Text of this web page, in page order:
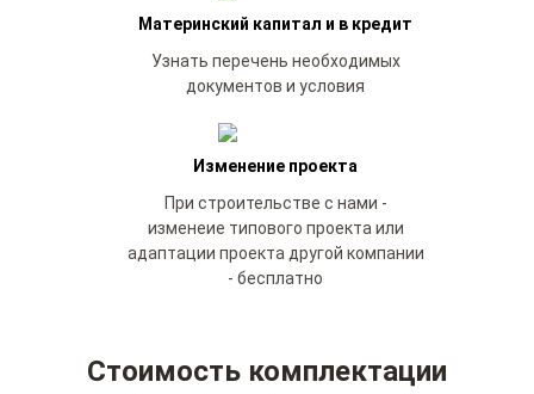
Материнский капитал и в кредит
Узнать перечень необходимых
документов и условия
Изменение проекта
При строительстве с нами -
изменеие типового проекта или
адаптации проекта другой компании
- бесплатно
Стоимость комплектации